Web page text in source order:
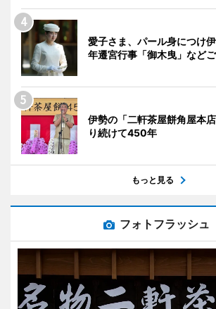
愛子さま、パール身につけ
年遷宮行事「御木曳」など
伊勢の「二軒茶屋餅角屋本
り続けて450年
もっと見る
フォトフラッシュ